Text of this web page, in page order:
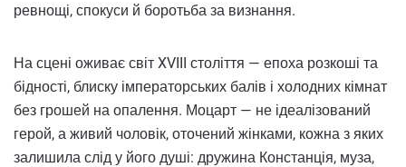
ревнощі, спокуси й боротьба за визнання.
На сцені оживає світ XVIII століття — епоха розкоші та
бідності, блиску імператорських балів і холодних кімнат
без грошей на опалення. Моцарт — не ідеалізований
герой, а живий чоловік, оточений жінками, кожна з яких
залишила слід у його душі: дружина Констанція, муза,